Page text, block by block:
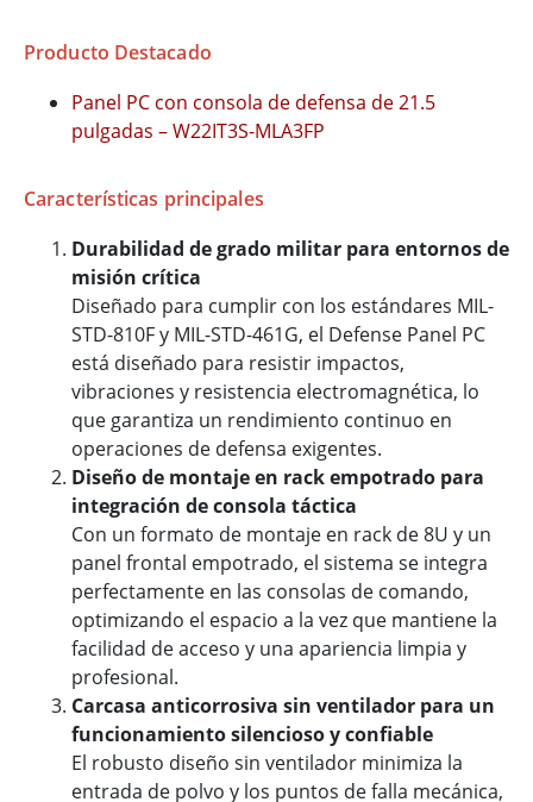
Producto Destacado
Panel PC con consola de defensa de 21.5
pulgadas – W22IT3S-MLA3FP
Características principales
Durabilidad de grado militar para entornos de
misión crítica
Diseñado para cumplir con los estándares MIL-
STD-810F y MIL-STD-461G, el Defense Panel PC
está diseñado para resistir impactos,
vibraciones y resistencia electromagnética, lo
que garantiza un rendimiento continuo en
operaciones de defensa exigentes.
Diseño de montaje en rack empotrado para
integración de consola táctica
Con un formato de montaje en rack de 8U y un
panel frontal empotrado, el sistema se integra
perfectamente en las consolas de comando,
optimizando el espacio a la vez que mantiene la
facilidad de acceso y una apariencia limpia y
profesional.
Carcasa anticorrosiva sin ventilador para un
funcionamiento silencioso y confiable
El robusto diseño sin ventilador minimiza la
entrada de polvo y los puntos de falla mecánica,